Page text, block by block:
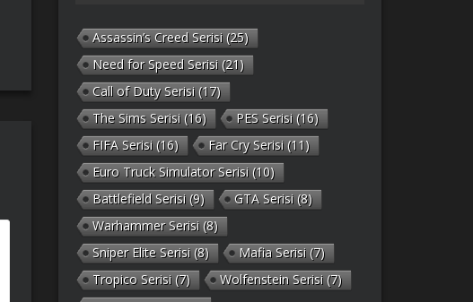
Assassin’s Creed Serisi (25)
Need for Speed Serisi (21)
Call of Duty Serisi (17)
The Sims Serisi (16) PES Serisi (16)
FIFA Serisi (16) Far Cry Serisi (11)
Euro Truck Simulator Serisi (10)
Battlefield Serisi (9) GTA Serisi (8)
Warhammer Serisi (8)
Sniper Elite Serisi (8) Mafia Serisi (7)
Tropico Serisi (7) Wolfenstein Serisi (7)